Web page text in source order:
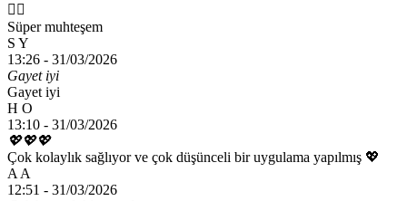
👍🏻
Süper muhteşem
S Y
13:26 - 31/03/2026
Gayet iyi
Gayet iyi
H O
13:10 - 31/03/2026
💖💖💖
Çok kolaylık sağlıyor ve çok düşünceli bir uygulama yapılmış 💖
A A
12:51 - 31/03/2026